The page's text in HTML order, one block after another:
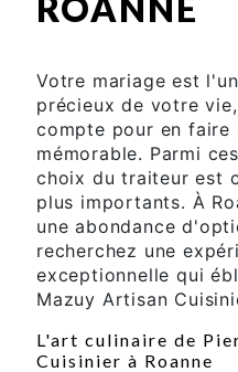
Votre mariage est
précieux de votre
compte pour en faire
mémorable. Parmi
choix du traiteur est
plus importants. À
une abondance
recherchez une
exceptionnelle qui
Mazuy Artisan
L'art culinaire de
Cuisinier à Roanne